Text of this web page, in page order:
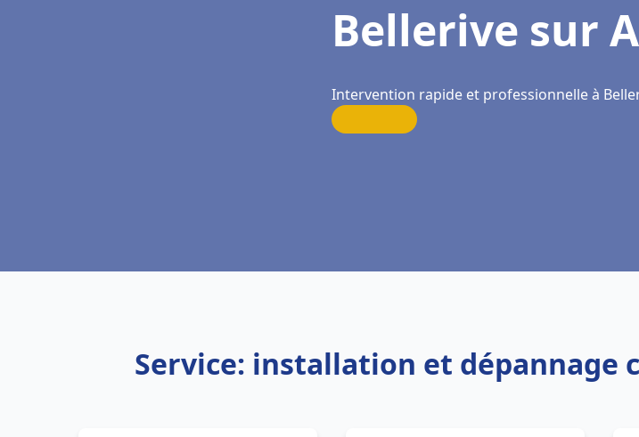
Bellerive sur
Intervention rapide et professionnelle à
Service: installation et dépannage